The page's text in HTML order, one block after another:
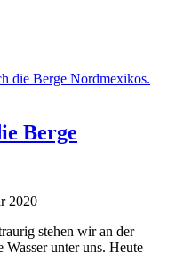
Berge
2020
stehen wir an der
unter uns. Heute